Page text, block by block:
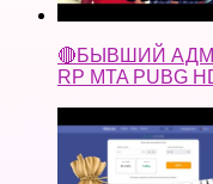
🔴БЫВШИЙ
RP MTA PUBG